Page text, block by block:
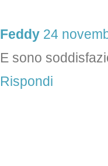
Feddy 24
E sono
Rispondi